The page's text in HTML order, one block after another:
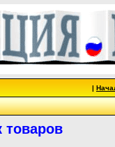
|
товаров